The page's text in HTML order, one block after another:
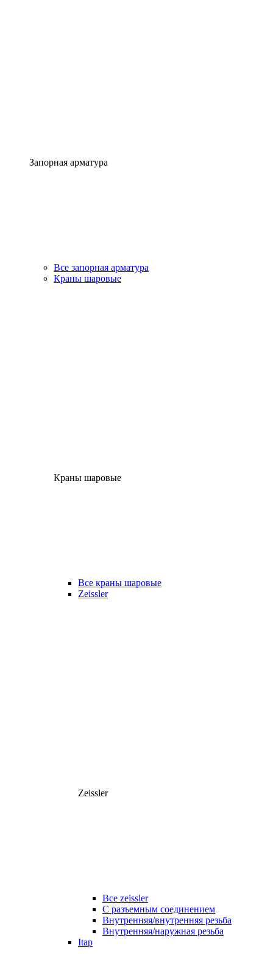
Запорная арматура
Все запорная арматура
Краны шаровые
Краны шаровые
Все краны шаровые
Zeissler
Zeissler
Все zeissler
С разъемным соединением
Внутренняя/внутренняя резьба
Внутренняя/наружная резьба
Itap